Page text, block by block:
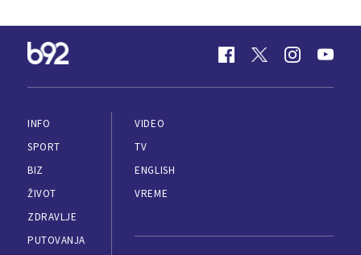
INFO
SPORT
BIZ
ŽIVOT
ZDRAVLJE
PUTOVANJA
VIDEO
TV
ENGLISH
VREME